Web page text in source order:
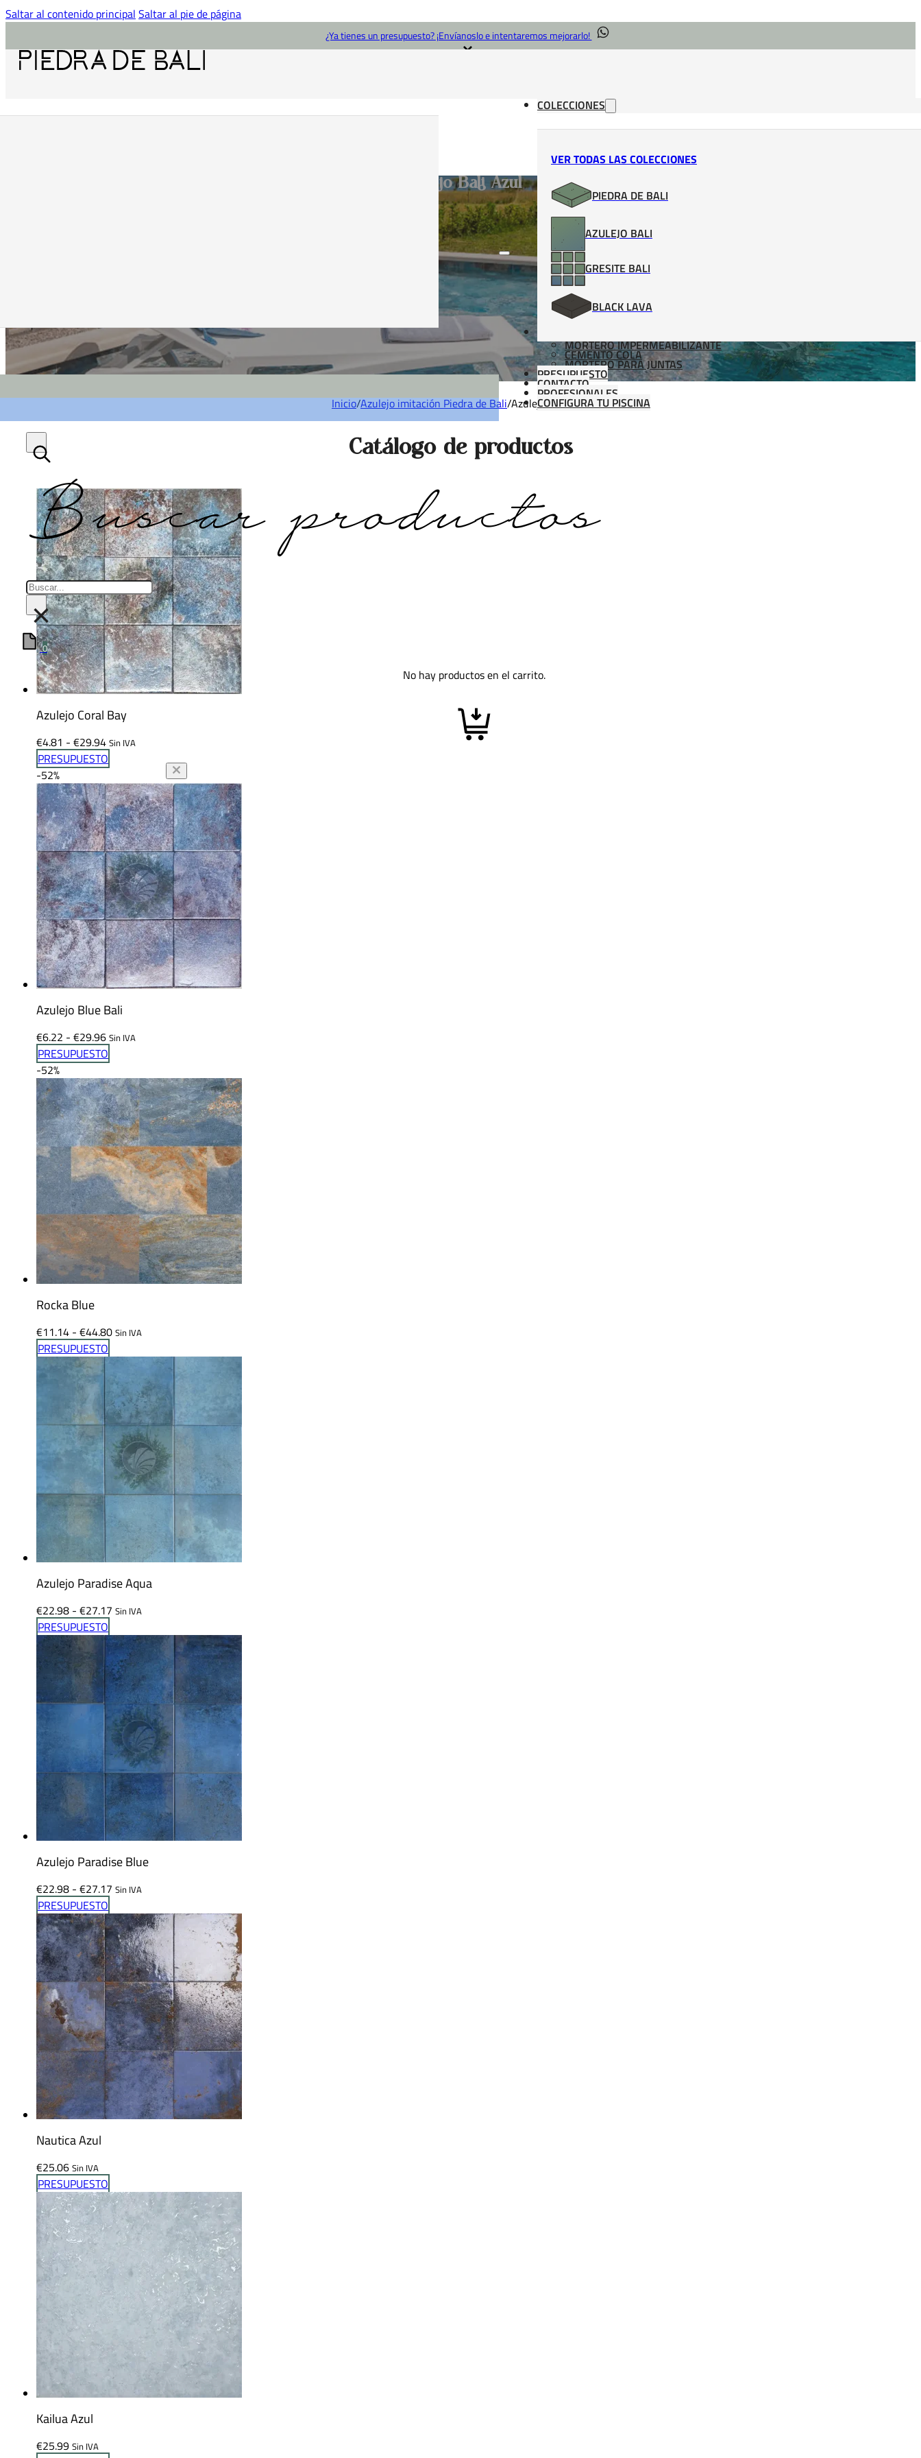
Saltar al contenido principal Saltar al pie de página
¿Ya tienes un presupuesto? ¡Envíanoslo e intentaremos mejorarlo!
COLECCIONES
VER TODAS LAS COLECCIONES
PIEDRA DE BALI
AZULEJO BALI
GRESITE BALI
BLACK LAVA
MORTERO IMPERMEABILIZANTE
CEMENTO COLA
MORTERO PARA JUNTAS
PRESUPUESTO
CONTACTO
PROFESIONALES
CONFIGURA TU PISCINA
Buscar productos
Buscar
×
0
No hay productos en el carrito.
Azulejo Bali Azul
Inicio/Azulejo imitación Piedra de Bali/Azulejo Bali Azul
Catálogo de productos
Azulejo Coral Bay
€4.81 - €29.94Rango
de
desde
€4.81
hasta
€29.94
Sin IVA
PRESUPUESTO
-52%
Azulejo Blue Bali
€6.22 - €29.96Rango
de
desde
€6.22
hasta
€29.96
Sin IVA
PRESUPUESTO
-52%
Rocka Blue
€11.14 - €44.80Rango
desde
€11.14
hasta
€44.80
Sin IVA
PRESUPUESTO
Azulejo Paradise Aqua
€22.98 - €27.17 Rango
precios:
desde
€22.98
hasta
€27.17
Sin IVA
PRESUPUESTO
Azulejo Paradise Blue
€22.98 - €27.17 Rango
precios:
desde
€22.98
hasta
€27.17
Sin IVA
PRESUPUESTO
Nautica Azul
€25.06 Sin IVA
PRESUPUESTO
Kailua Azul
€25.99 Sin IVA